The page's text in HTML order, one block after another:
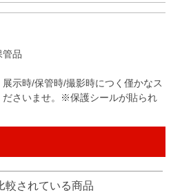
管品
展示時/保管時/撮影時につく僅かなス
ださいませ。※保護シールが貼られ
較されている商品